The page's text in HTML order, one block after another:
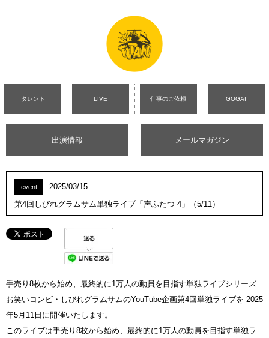
タレント LIVE 仕事のご依頼 GOGAI
出演情報 メールマガジン
event
2025/03/15
第4回しびれグラムサム単独ライブ「声ふたつ 4」（5/11）
手売り8枚から始め、最終的に1万人の動員を目指す単独ライブシリーズ
お笑いコンビ・しびれグラムサムのYouTube企画第4回単独ライブを 2025
年5月11日に開催いたします。
このライブは手売り8枚から始め、最終的に1万人の動員を目指す単独ラ